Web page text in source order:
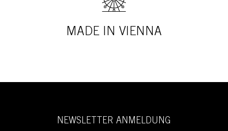
MADE IN VIENNA
NEWSLETTER ANMELDUNG